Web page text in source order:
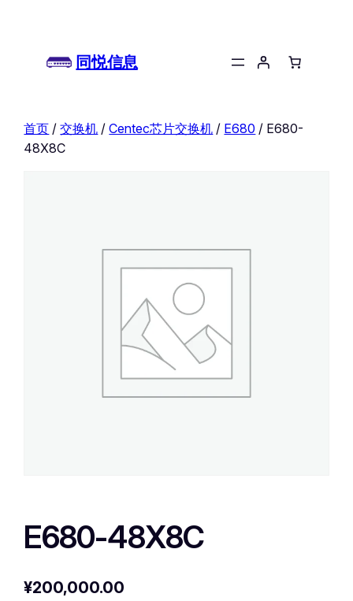
同悦信息
首页 /交换机 /Centec芯片交换机 / E680 / E680-
48X8C
E680-48X8C
¥200,000.00